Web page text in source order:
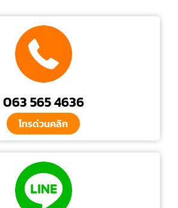
063 565 4636
โทรด่วนคลิก